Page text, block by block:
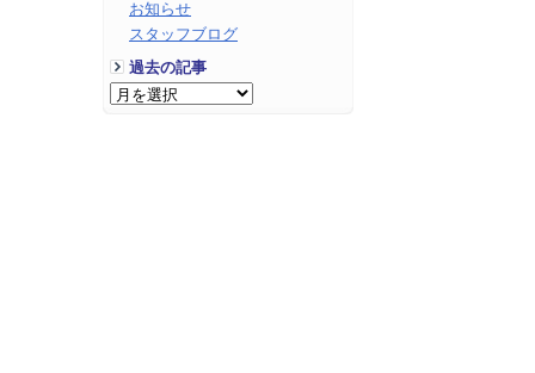
お知らせ
スタッフブログ
過去の記事